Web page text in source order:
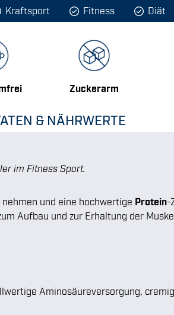
Kraftsport Fitness Diät
Zuckerarm
& NÄHRWERTE
im Fitness Sport.
und eine hochwertige Protein-
Aufbau und zur Erhaltung der
Aminosäureversorgung,